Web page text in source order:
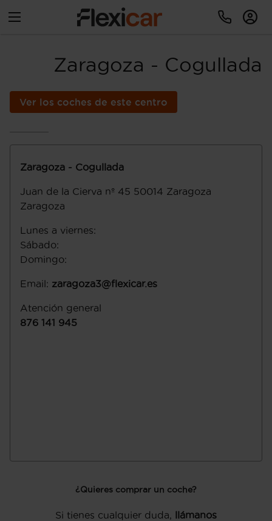
Zaragoza - Cogullada
Ver los coches de este centro
Zaragoza - Cogullada
Juan de la Cierva nº 45 50014 Zaragoza
Zaragoza
Lunes a viernes:
Sábado:
Domingo:
Email: zaragoza3@flexicar.es
Atención general
876 141 945
¿Quieres comprar un coche?
Si tienes cualquier duda, llámanos